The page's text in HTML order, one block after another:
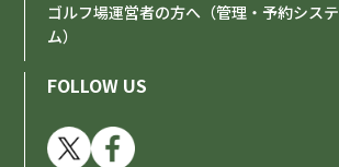
ゴルフ場運営者の方へ（管理・予約システ
ム）
FOLLOW US